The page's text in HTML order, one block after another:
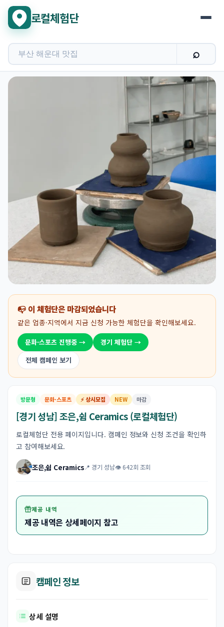
로컬체험단
📭 이 체험단은 마감되었습니다
같은 업종·지역에서 지금 신청 가능한 체험단을 확인해보세요.
문화·스포츠 진행중 →
경기 체험단 →
전체 캠페인 보기
방문형 문화·스포츠 ⚡ 상시모집 NEW 마감
[경기 성남] 조은,쉼 Ceramics (로컬체험단)
로컬체험단 전용 페이지입니다. 캠페인 정보와 신청 조건을 확인하
고 참여해보세요.
조은,쉼 Ceramics📍 경기 성남👁 642회 조회
제공 내역
제공 내역은 상세페이지 참고
캠페인 정보
상세 설명